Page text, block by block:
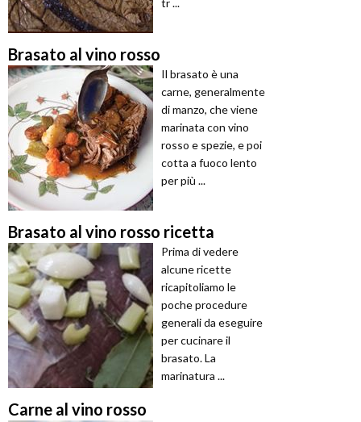
Brasato al vino rosso
Il brasato è una
carne, generalmente
di manzo, che viene
marinata con vino
rosso e spezie, e poi
cotta a fuoco lento
per più ...
Brasato al vino rosso ricetta
Prima di vedere
alcune ricette
ricapitoliamo le
poche procedure
generali da eseguire
per cucinare il
brasato. La
marinatura ...
Carne al vino rosso